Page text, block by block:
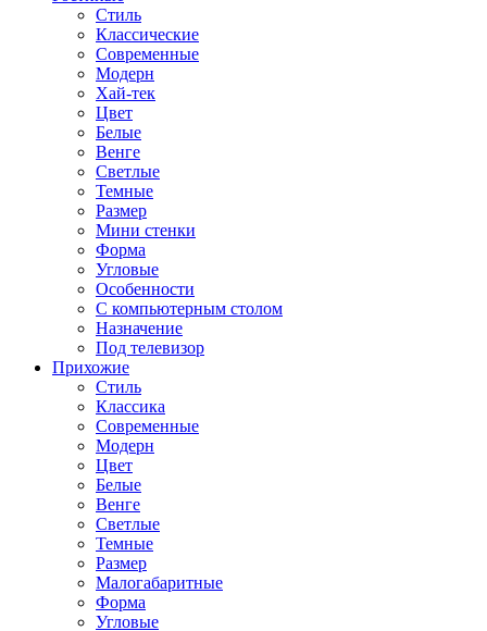
Стиль
Классические
Современные
Модерн
Хай-тек
Цвет
Белые
Венге
Светлые
Темные
Размер
Мини стенки
Форма
Угловые
Особенности
С компьютерным столом
Назначение
Под телевизор
Прихожие
Стиль
Классика
Современные
Модерн
Цвет
Белые
Венге
Светлые
Темные
Размер
Малогабаритные
Форма
Угловые